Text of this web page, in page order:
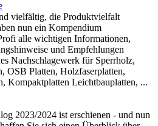
vielfältig, die Produktvielfalt
nun ein Kompendium
alle wichtigen Informationen,
und Empfehlungen
Nachschlagewerk für Sperrholz,
OSB Platten, Holzfaserplatten,
Kompaktplatten Leichtbauplatten, ...
2023/2024 ist erschienen - und nun